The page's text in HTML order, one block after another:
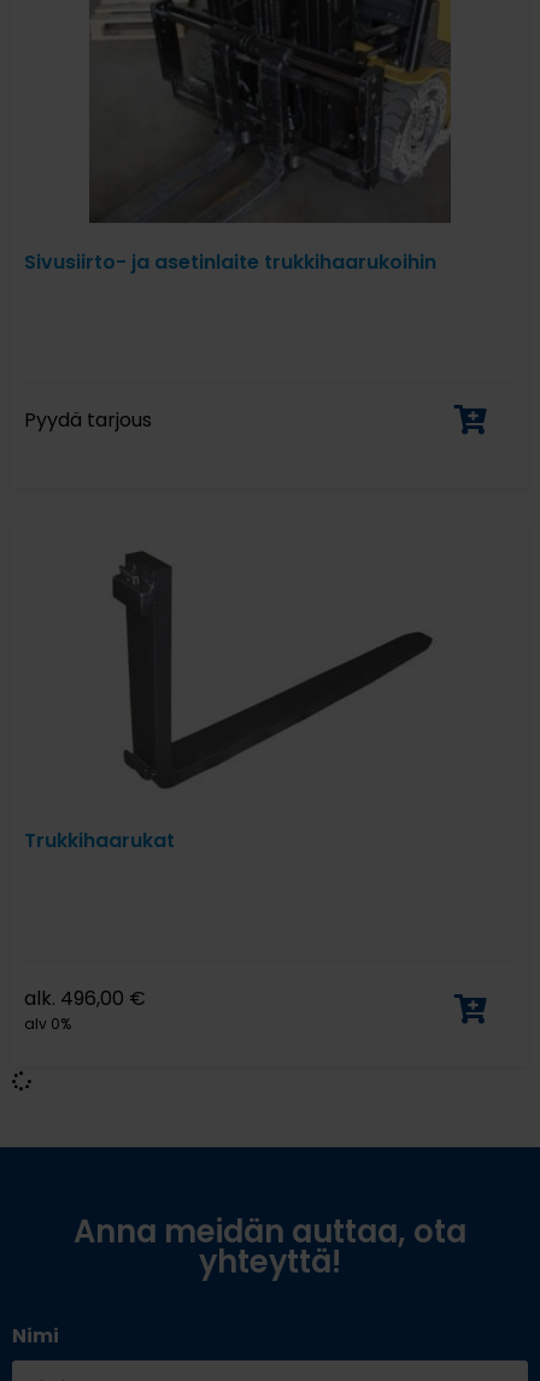
Sivusiirto- ja asetinlaite trukkihaarukoihin
Pyydä tarjous
Trukkihaarukat
alk. 496,00 €
alv 0%
Anna meidän auttaa, ota
yhteyttä!
Nimi